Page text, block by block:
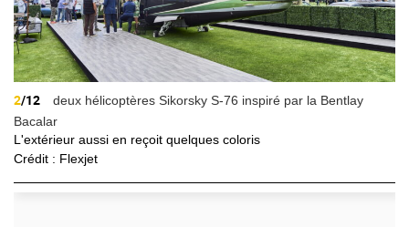
2/12
deux hélicoptères Sikorsky S-76 inspiré par la Bentlay
Bacalar
L'extérieur aussi en reçoit quelques coloris
Crédit : Flexjet